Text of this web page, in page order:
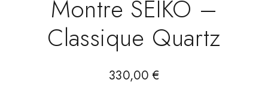
Montre SEIKO –
Classique Quartz
330,00€